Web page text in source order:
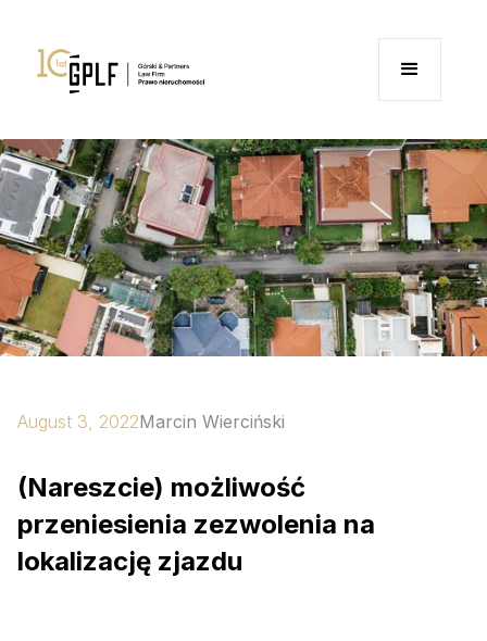
August 3, 2022Marcin Wierciński
(Nareszcie) możliwość
przeniesienia zezwolenia na
lokalizację zjazdu